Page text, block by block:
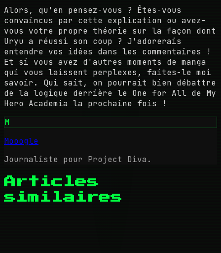
Alors, qu'en pensez-vous ? Êtes-vous
convaincus par cette explication ou avez-
vous votre propre théorie sur la façon dont
Uryu a réussi son coup ? J'adorerais
entendre vos idées dans les commentaires !
Et si vous avez d'autres moments de manga
qui vous laissent perplexes, faites-le moi
savoir. Qui sait, on pourrait bien débattre
de la logique derrière le One for All de My
Hero Academia la prochaine fois !
M
Mooogle
Journaliste pour Project Diva.
Articles
similaires